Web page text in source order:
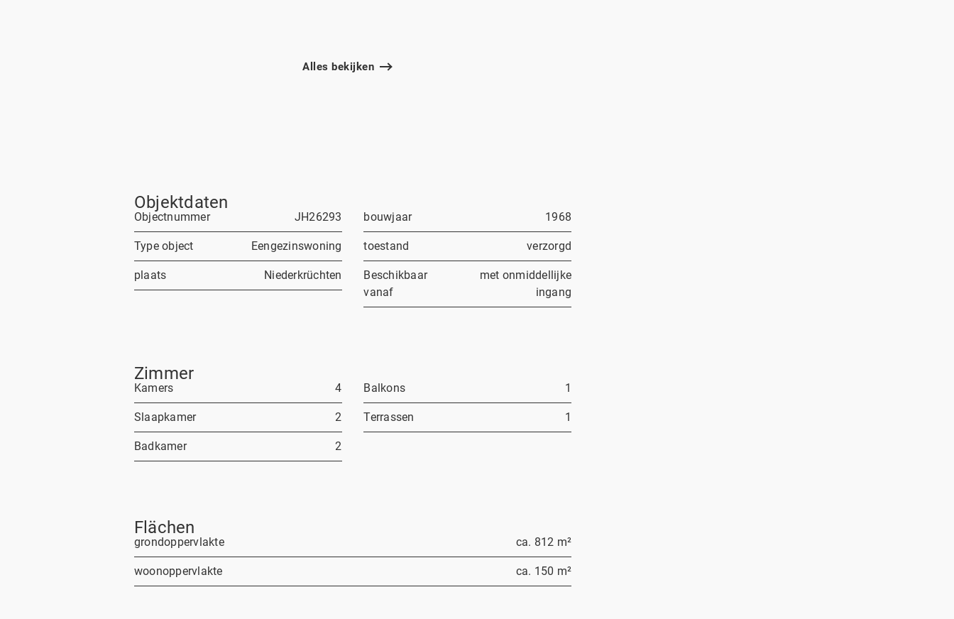
Alles bekijken
Objektdaten
Objectnummer JH26293
Type object Eengezinswoning
plaats Niederkrüchten
bouwjaar 1968
toestand verzorgd
Beschikbaar
vanaf
met onmiddellijke
ingang
Zimmer
Kamers 4
Slaapkamer 2
Badkamer 2
Balkons 1
Terrassen 1
Flächen
grondoppervlakte ca. 812 m²
woonoppervlakte ca. 150 m²